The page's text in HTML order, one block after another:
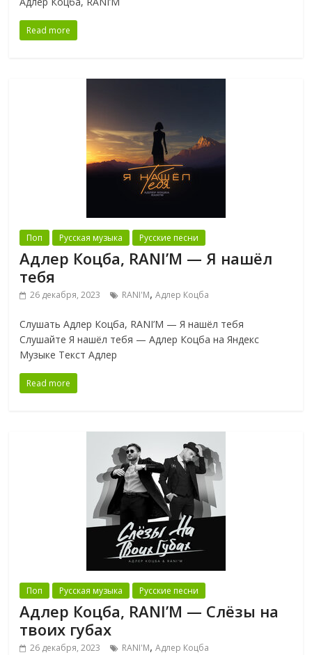
Read more
Поп Русская музыка Русские песни
Адлер Коцба, RANI’M — Я нашёл
тебя
26 декабря, 2023 RANI'M,Адлер Коцба
Слушать Адлер Коцба, RANI’M — Я нашёл тебя
Слушайте Я нашёл тебя — Адлер Коцба на Яндекс
Музыке Текст Адлер
Read more
Поп Русская музыка Русские песни
Адлер Коцба, RANI’M — Слёзы на
твоих губах
26 декабря, 2023 RANI'M,Адлер Коцба